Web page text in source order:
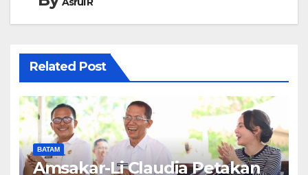
Related Post
BATAM
Amsakar-Li Claudia Petakan